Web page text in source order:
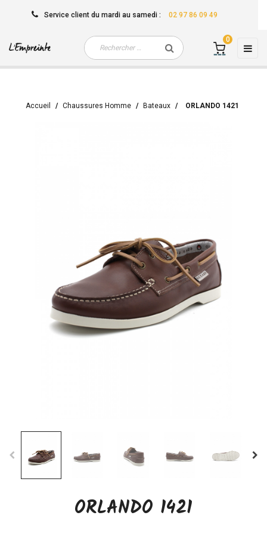
Service client du mardi au samedi : 02 97 86 09 49
☰
0
Accueil Chaussures Homme Bateaux ORLANDO 1421
ORLANDO 1421